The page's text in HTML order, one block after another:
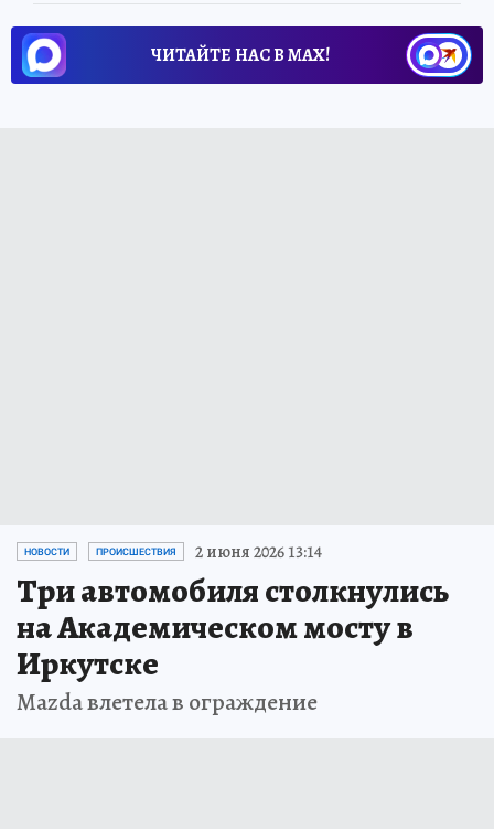
ЧИТАЙТЕ НАС В МАХ!
НОВОСТИ ПРОИСШЕСТВИЯ 2 июня 2026 13:14
Три автомобиля столкнулись
на Академическом мосту в
Иркутске
Mazda влетела в ограждение